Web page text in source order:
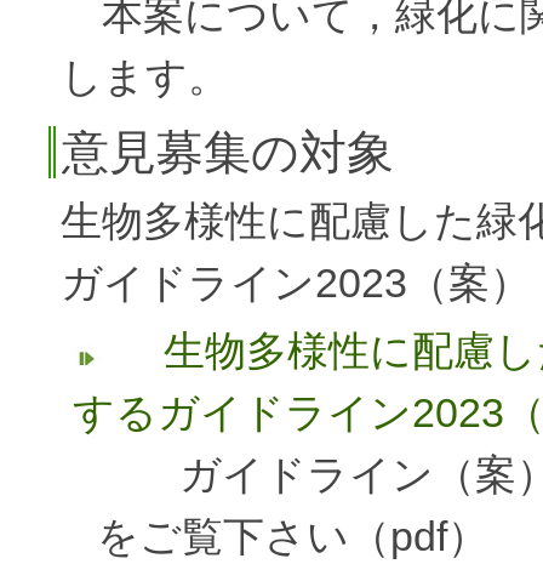
本案について，緑化に
します。
意見募集の対象
生物多様性に配慮した緑
ガイドライン2023（案
生物多様性に配慮し
するガイドライン2023
ガイドライン（案）
をご覧下さい（pdf）